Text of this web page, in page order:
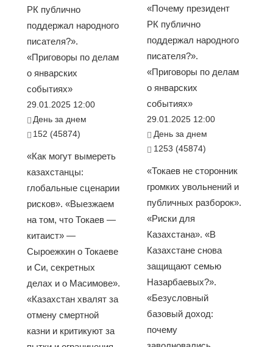
РК публично
поддержал народного
писателя?».
«Приговоры по делам
о январских
событиях»
29.01.2025 12:00
День за днем
152 (45874)
«Как могут вымереть
казахстанцы:
глобальные сценарии
рисков». «Выезжаем
на том, что Токаев —
китаист» —
Сыроежкин о Токаеве
и Си, секретных
делах и о Масимове».
«Казахстан хвалят за
отмену смертной
казни и критикуют за
«Почему президент
РК публично
поддержал народного
писателя?».
«Приговоры по делам
о январских
событиях»
29.01.2025 12:00
День за днем
1253 (45874)
«Токаев не сторонник
громких увольнений и
публичных разборок».
«Риски для
Казахстана». «В
Казахстане снова
защищают семью
Назарбаевых?».
«Безусловный
базовый доход:
почему